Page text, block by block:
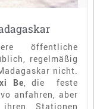
öffentliche
regelmäßig
nicht.
Be , die feste
anfahren, aber
Stationen